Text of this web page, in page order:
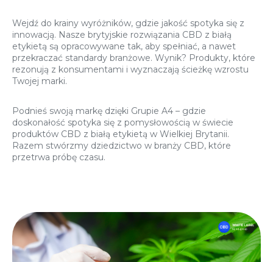
Wejdź do krainy wyróżników, gdzie jakość spotyka się z
innowacją. Nasze brytyjskie rozwiązania CBD z białą
etykietą są opracowywane tak, aby spełniać, a nawet
przekraczać standardy branżowe. Wynik? Produkty, które
rezonują z konsumentami i wyznaczają ścieżkę wzrostu
Twojej marki.
Podnieś swoją markę dzięki Grupie A4 – gdzie
doskonałość spotyka się z pomysłowością w świecie
produktów CBD z białą etykietą w Wielkiej Brytanii.
Razem stwórzmy dziedzictwo w branży CBD, które
przetrwa próbę czasu.